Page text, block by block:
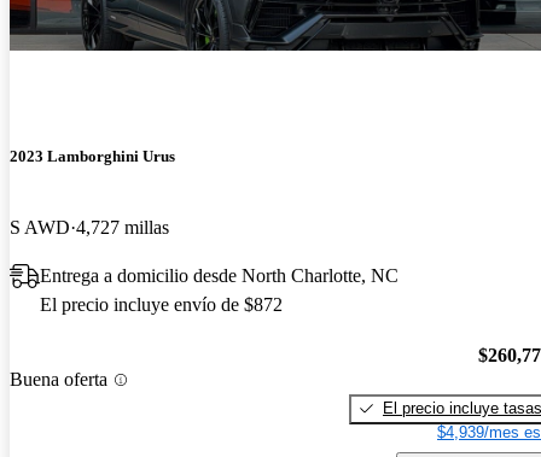
2023 Lamborghini Urus
S AWD 4,727 millas
Entrega a domicilio desde North Charlotte, NC
El precio incluye envío de $872
Buena oferta
El precio incluye tasas
$4,939/mes